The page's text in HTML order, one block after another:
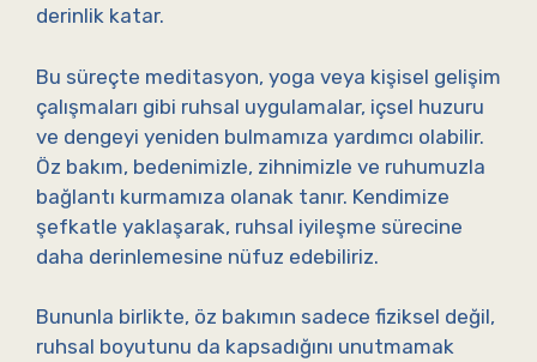
derinlik katar.
Bu süreçte meditasyon, yoga veya kişisel gelişim
çalışmaları gibi ruhsal uygulamalar, içsel huzuru
ve dengeyi yeniden bulmamıza yardımcı olabilir.
Öz bakım, bedenimizle, zihnimizle ve ruhumuzla
bağlantı kurmamıza olanak tanır. Kendimize
şefkatle yaklaşarak, ruhsal iyileşme sürecine
daha derinlemesine nüfuz edebiliriz.
Bununla birlikte, öz bakımın sadece fiziksel değil,
ruhsal boyutunu da kapsadığını unutmamak